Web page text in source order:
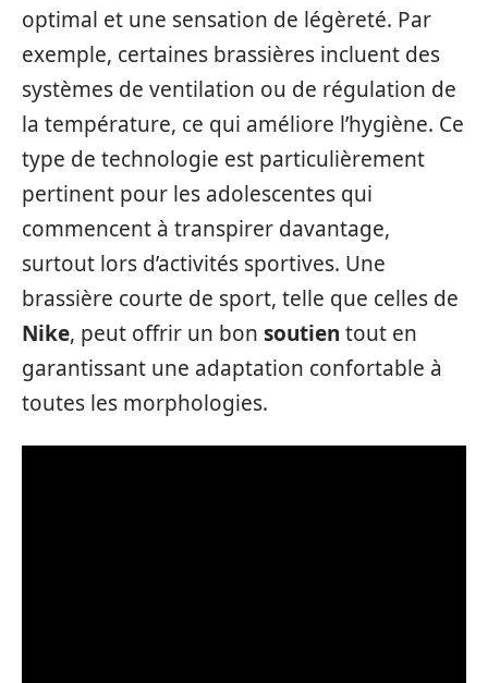
optimal et une sensation de légèreté. Par
exemple, certaines brassières incluent des
systèmes de ventilation ou de régulation de
la température, ce qui améliore l’hygiène. Ce
type de technologie est particulièrement
pertinent pour les adolescentes qui
commencent à transpirer davantage,
surtout lors d’activités sportives. Une
brassière courte de sport, telle que celles de
Nike, peut offrir un bon soutien tout en
garantissant une adaptation confortable à
toutes les morphologies.